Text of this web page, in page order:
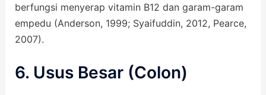
berfungsi menyerap vitamin B12 dan garam-garam
empedu (Anderson, 1999; Syaifuddin, 2012, Pearce,
2007).
6. Usus Besar (Colon)